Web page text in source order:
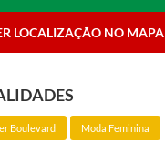
LOCALIZAÇÃO NO MAPA
Boulevard Moda Feminina